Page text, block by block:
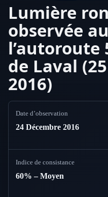
Lumière
observée
l’autoroute
de Laval
2016)
Date d’observation
24 Décembre 2016
Indice de consistance
60% – Moyen